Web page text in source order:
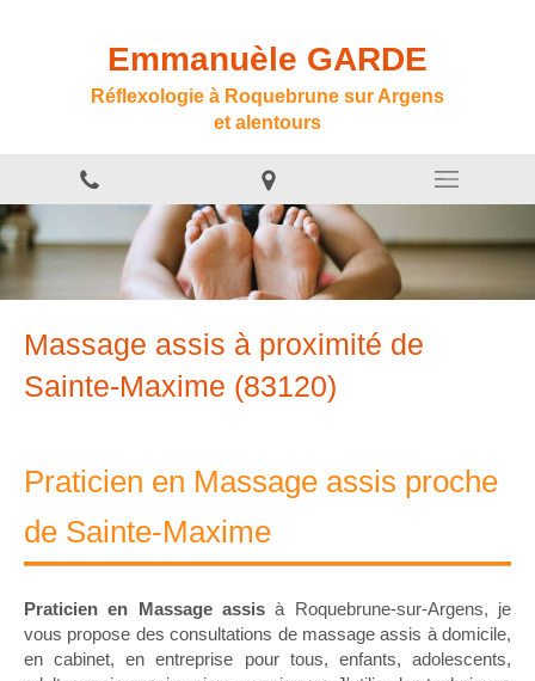
Emmanuèle GARDE
Réflexologie à Roquebrune sur Argens
et alentours
Massage assis à proximité de
Sainte-Maxime (83120)
Praticien en Massage assis proche
de Sainte-Maxime
Praticien en Massage assis à Roquebrune-sur-Argens, je
vous propose des consultations de massage assis à domicile,
en cabinet, en entreprise pour tous, enfants, adolescents,